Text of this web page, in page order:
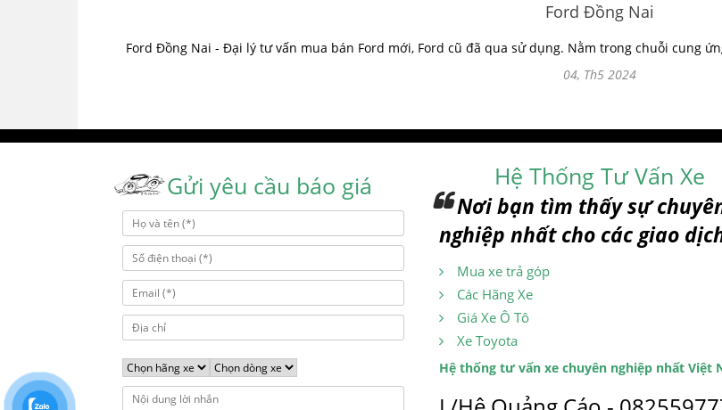
Ford Đồng Nai
Ford Đồng Nai - Đại lý tư vấn mua bán Ford mới, Ford cũ đã qua sử dụng. Nằm trong chuỗi cung
04, Th5 2024
Gửi yêu cầu báo giá Hệ Thống Tư Vấn Xe
Nơi bạn tìm thấy sự
nghiệp nhất cho các giao
Mua xe trả góp
Các Hãng Xe
Giá Xe Ô Tô
Xe Toyota
Hệ thống tư vấn xe chuyên nghiệp nhất Việt